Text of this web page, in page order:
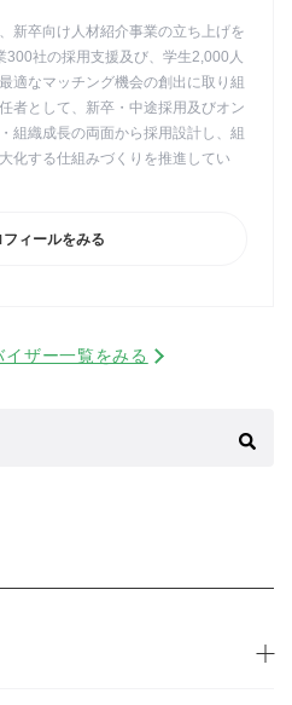
新卒向け人材紹介事業の立ち上げを
社の採用支援及び、学生2,000人
適なマッチング機会の創出に取り組
者として、新卒・中途採用及びオン
組織成長の両面から採用設計し、組
化する仕組みづくりを推進してい
フィールをみる
ザー一覧をみる